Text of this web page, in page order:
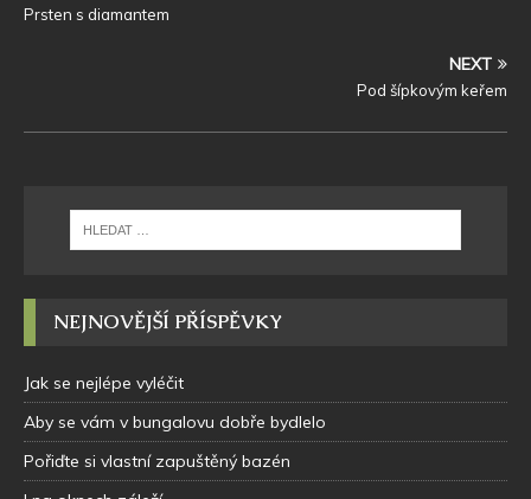
Prsten s diamantem
NEXT
Pod šípkovým keřem
NEJNOVĚJŠÍ PŘÍSPĚVKY
Jak se nejlépe vyléčit
Aby se vám v bungalovu dobře bydlelo
Pořiďte si vlastní zapuštěný bazén